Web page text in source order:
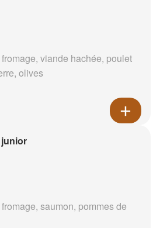
viande hachée, poulet
olives
saumon, pommes de